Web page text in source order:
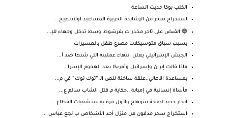
الكلب بوكا حديث الساعة
استخراج سحر من الرشايدة الجزيرة المساعيد اولادبهيج...
🔵 القبض على تاجر مخدرات بفرشوط وسط تدخل وجهاء للإ...
بسبب سباق متوسيكلات مصرع طفل بالعسيرات
الجيش الإسرائيلي يعلن انتهاء عمليته التي شنها ضد أ...
ماذا قالت إيران وإسرائيل وأمريكا بعد الهجوم الإسرا...
بمساعدة الأهالي..علقة ساخنة للص الـ ”توك توك” في م...
مأساة إنسانية في إمبابة ..حكاية م.قتل الشاب سالم ع...
انجاز جديد لصحة سوهاج ولأول مرة بمستشفيات القطاع ...
استخراج سحر مدفون من منزل أحد الأشخاص ب نجع عباس ...